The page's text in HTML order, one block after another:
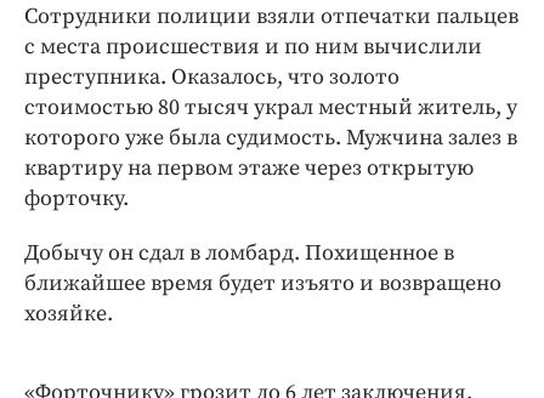
Интересное чтиво
Клиника года
Бренд года
Работодатель года
Сотрудники полиции взяли отпечатки пальцев
с места происшествия и по ним вычислили
преступника. Оказалось, что золото
стоимостью 80 тысяч украл местный житель, у
которого уже была судимость. Мужчина залез в
квартиру на первом этаже через открытую
форточку.
Добычу он сдал в ломбард. Похищенное в
ближайшее время будет изъято и возвращено
хозяйке.
«Форточнику» грозит до 6 лет заключения.